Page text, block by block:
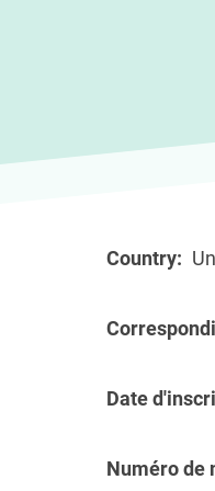
Country
Date
Numéro de